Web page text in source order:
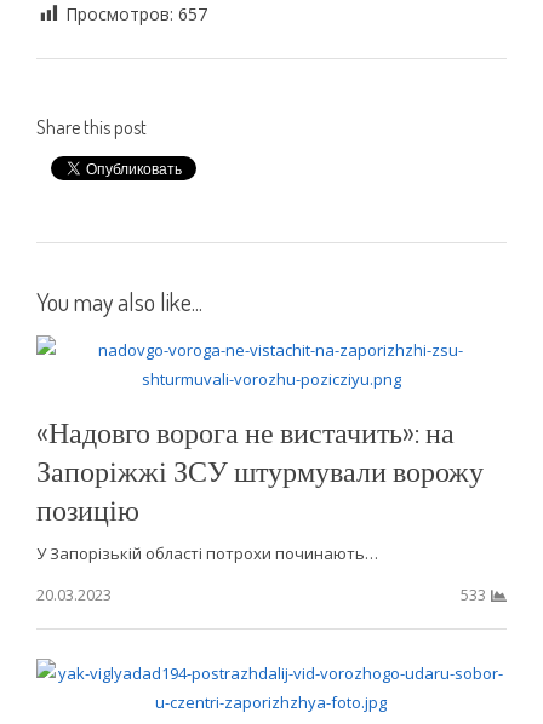
Просмотров: 657
Share this post
You may also like...
«Надовго ворога не вистачить»: на
Запоріжжі ЗСУ штурмували ворожу
позицію
У Запорізькій області потрохи починають…
20.03.2023
533